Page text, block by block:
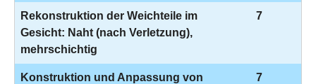
Rekonstruktion der Weichteile im
Gesicht: Naht (nach Verletzung),
mehrschichtig
7
Konstruktion und Anpassung von
7